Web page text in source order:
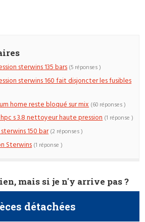
sterwins 135 bars (5 réponses )
sterwins 160 fait disjoncter les fusibles
home reste bloqué sur mix (60 réponses )
s 3.8 nettoyeur haute pression (1 réponse )
150 bar (2 réponses )
Sterwins (1 réponse )
mais si je n'y arrive pas ?
détachées